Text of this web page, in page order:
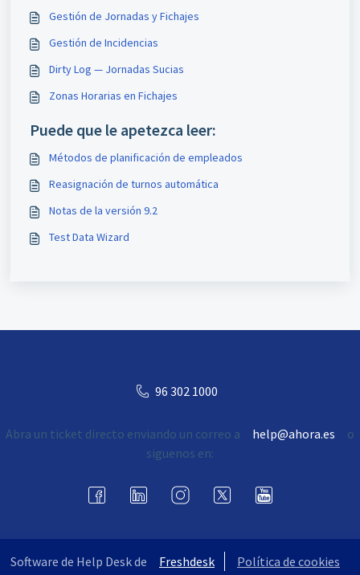
Gestión de Jornadas y Fichajes
Gestión de Incidencias
Dirty Log — Jornadas Sucias
Zonas Horarias en Fichajes
Puede que le apetezca leer:
Métodos de planificación de empleados
Reasignación de turnos automática
Notas de la versión 9.2
Test Data Wizard
96 302 1000
Abra un ticket directo enviando un correo a help@ahora.es
o
siguenos en:
Software de Help Desk de Freshdesk Política de cookies